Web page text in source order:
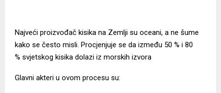
Najveći proizvođač kisika na Zemlji su oceani, a ne šume
kako se često misli. Procjenjuje se da između 50 % i 80
% svjetskog kisika dolazi iz morskih izvora
Glavni akteri u ovom procesu su: